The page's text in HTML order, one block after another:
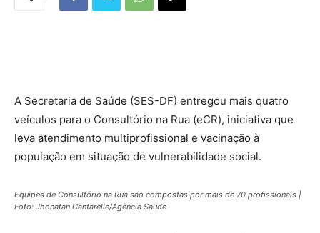
A Secretaria de Saúde (SES-DF) entregou mais quatro
veículos para o Consultório na Rua (eCR), iniciativa que
leva atendimento multiprofissional e vacinação à
população em situação de vulnerabilidade social.
Equipes de Consultório na Rua são compostas por mais de 70 profissionais |
Foto: Jhonatan Cantarelle/Agência Saúde